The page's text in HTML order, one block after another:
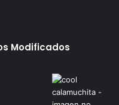
Modificados